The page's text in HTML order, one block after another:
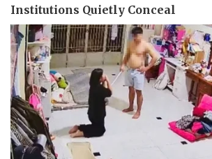
Lịch thi đấu bóng đá
Thế giới thể thao
eSports
Hậu trường
Xe máy
Tư vấn